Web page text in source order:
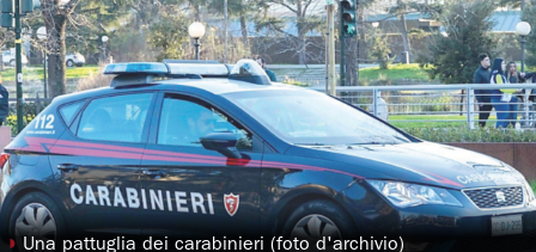
◗ Una pattuglia dei carabinieri (foto d'archivio)